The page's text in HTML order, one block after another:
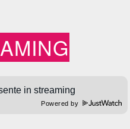
Powered by